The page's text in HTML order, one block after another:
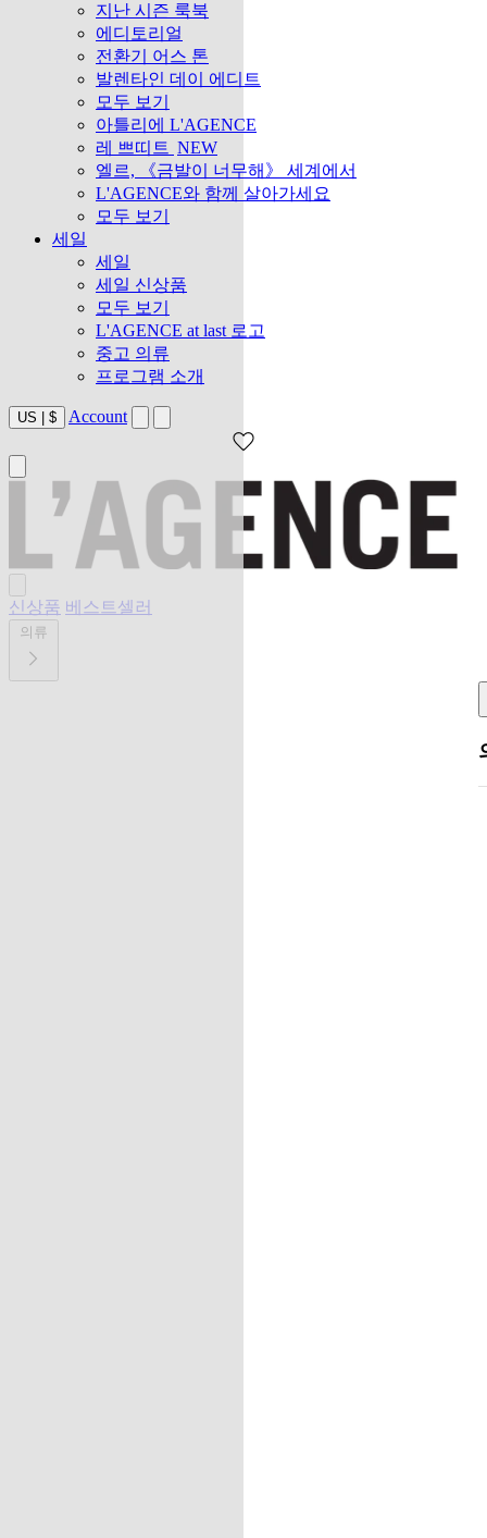
지난 시즌 룩북
에디토리얼
전환기 어스 톤
발렌타인 데이 에디트
모두 보기
아틀리에 L'AGENCE
레 쁘띠트 NEW
엘르, 《금발이 너무해》 세계에서
L'AGENCE와 함께 살아가세요
모두 보기
세일
세일
세일 신상품
모두 보기
L'AGENCE at last 로고
중고 의류
프로그램 소개
US $ Account
신상품 베스트셀러
의류